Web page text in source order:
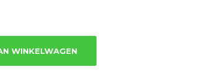
WINKELWAGEN